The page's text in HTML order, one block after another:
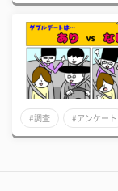
#調査 #アンケート